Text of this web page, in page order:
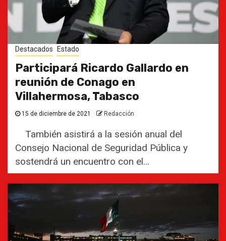
Destacados Estado
Participará Ricardo Gallardo en
reunión de Conago en
Villahermosa, Tabasco
15 de diciembre de 2021 Redacción
También asistirá a la sesión anual del
Consejo Nacional de Seguridad Pública y
sostendrá un encuentro con el...